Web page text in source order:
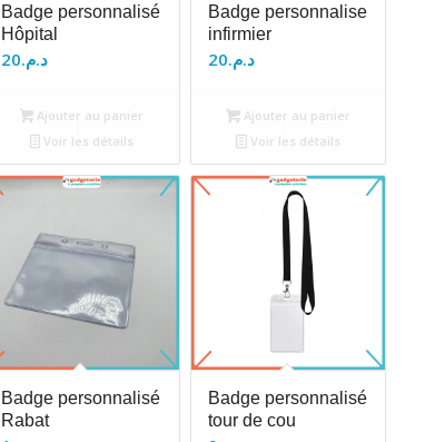
Badge personnalisé
Hôpital
د.م.20
Ajouter au panier
Voir les détails
Badge personnalise
infirmier
د.م.20
Ajouter au panier
Voir les détails
Badge personnalisé
Rabat
Badge personnalisé
tour de cou